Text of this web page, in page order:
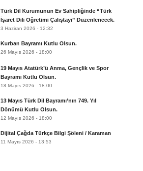
Türk Dil Kurumunun Ev Sahipliğinde “Türk
İşaret Dili Öğretimi Çalıştayı” Düzenlenecek.
3 Haziran 2026 - 12:32
Kurban Bayramı Kutlu Olsun.
26 Mayıs 2026 - 18:00
19 Mayıs Atatürk’ü Anma, Gençlik ve Spor
Bayramı Kutlu Olsun.
18 Mayıs 2026 - 18:00
13 Mayıs Türk Dil Bayramı’nın 749. Yıl
Dönümü Kutlu Olsun.
12 Mayıs 2026 - 18:00
Dijital Çağda Türkçe Bilgi Şöleni / Karaman
11 Mayıs 2026 - 13:53